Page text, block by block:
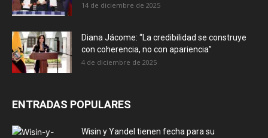
14 de diciembre de 2025
Diana Jácome: “La credibilidad se construye
con coherencia, no con apariencia”
4 de diciembre de 2025
ENTRADAS POPULARES
Wisin y Yandel tienen fecha para su